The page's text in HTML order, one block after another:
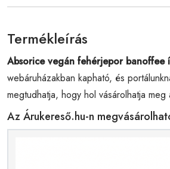
Termékleírás
Absorice vegán fehérjepor banoffee
webáruházakban kapható, és
megtudhatja, hogy hol vásárolhatja
Az Árukereső.hu-n